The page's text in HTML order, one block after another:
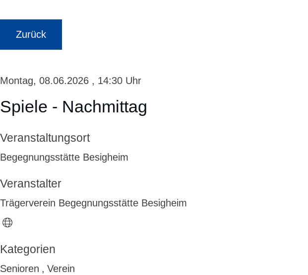
Zurück
Montag, 08.06.2026 , 14:30 Uhr
Spiele - Nachmittag
Veranstaltungsort
Begegnungsstätte Besigheim
Veranstalter
Trägerverein Begegnungsstätte Besigheim
Senioren , Verein